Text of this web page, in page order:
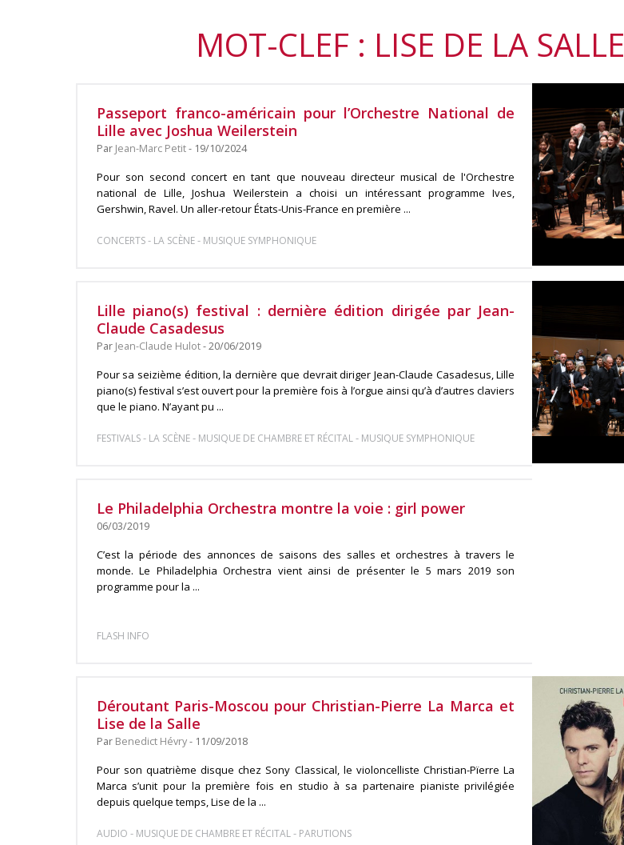
MOT-CLEF : LISE DE LA SALLE
Passeport franco-américain pour l’Orchestre National de
Lille avec Joshua Weilerstein
Par Jean-Marc Petit- 19/10/2024
Pour son second concert en tant que nouveau directeur musical de l'Orchestre
national de Lille, Joshua Weilerstein a choisi un intéressant programme Ives,
Gershwin, Ravel. Un aller-retour États-Unis-France en première ...
CONCERTS- LA SCÈNE- MUSIQUE SYMPHONIQUE
Lille piano(s) festival : dernière édition dirigée par Jean-
Claude Casadesus
Par Jean-Claude Hulot- 20/06/2019
Pour sa seizième édition, la dernière que devrait diriger Jean-Claude Casadesus, Lille
piano(s) festival s’est ouvert pour la première fois à l’orgue ainsi qu’à d’autres claviers
que le piano. N’ayant pu ...
FESTIVALS- LA SCÈNE- MUSIQUE DE CHAMBRE ET RÉCITAL- MUSIQUE SYMPHONIQUE
Le Philadelphia Orchestra montre la voie : girl power
06/03/2019
C’est la période des annonces de saisons des salles et orchestres à travers le
monde. Le Philadelphia Orchestra vient ainsi de présenter le 5 mars 2019 son
programme pour la ...
FLASH INFO
Déroutant Paris-Moscou pour Christian-Pierre La Marca et
Lise de la Salle
Par Benedict Hévry- 11/09/2018
Pour son quatrième disque chez Sony Classical, le violoncelliste Christian-Pïerre La
Marca s’unit pour la première fois en studio à sa partenaire pianiste privilégiée
depuis quelque temps, Lise de la ...
AUDIO - MUSIQUE DE CHAMBRE ET RÉCITAL- PARUTIONS